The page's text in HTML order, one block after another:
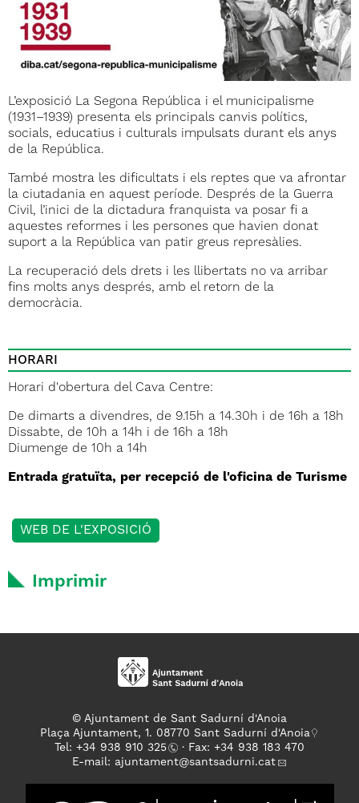
L’exposició La Segona República i el municipalisme
(1931–1939) presenta els principals canvis polítics,
socials, educatius i culturals impulsats durant els anys
de la República.
També mostra les dificultats i els reptes que va afrontar
la ciutadania en aquest període. Després de la Guerra
Civil, l’inici de la dictadura franquista va posar fi a
aquestes reformes i les persones que havien donat
suport a la República van patir greus represàlies.
La recuperació dels drets i les llibertats no va arribar
fins molts anys després, amb el retorn de la
democràcia.
HORARI
Horari d'obertura del Cava Centre:
De dimarts a divendres, de 9.15h a 14.30h i de 16h a 18h
Dissabte, de 10h a 14h i de 16h a 18h
Diumenge de 10h a 14h
Entrada gratuïta, per recepció de l'oficina de Turisme
WEB DE L'EXPOSICIÓ
Imprimir
© Ajuntament de Sant Sadurní d'Anoia
Plaça Ajuntament, 1. 08770 Sant Sadurní d'Anoia
Tel: +34 938 910 325
· Fax: +34 938 183 470
E-mail: ajuntament@santsadurni.cat